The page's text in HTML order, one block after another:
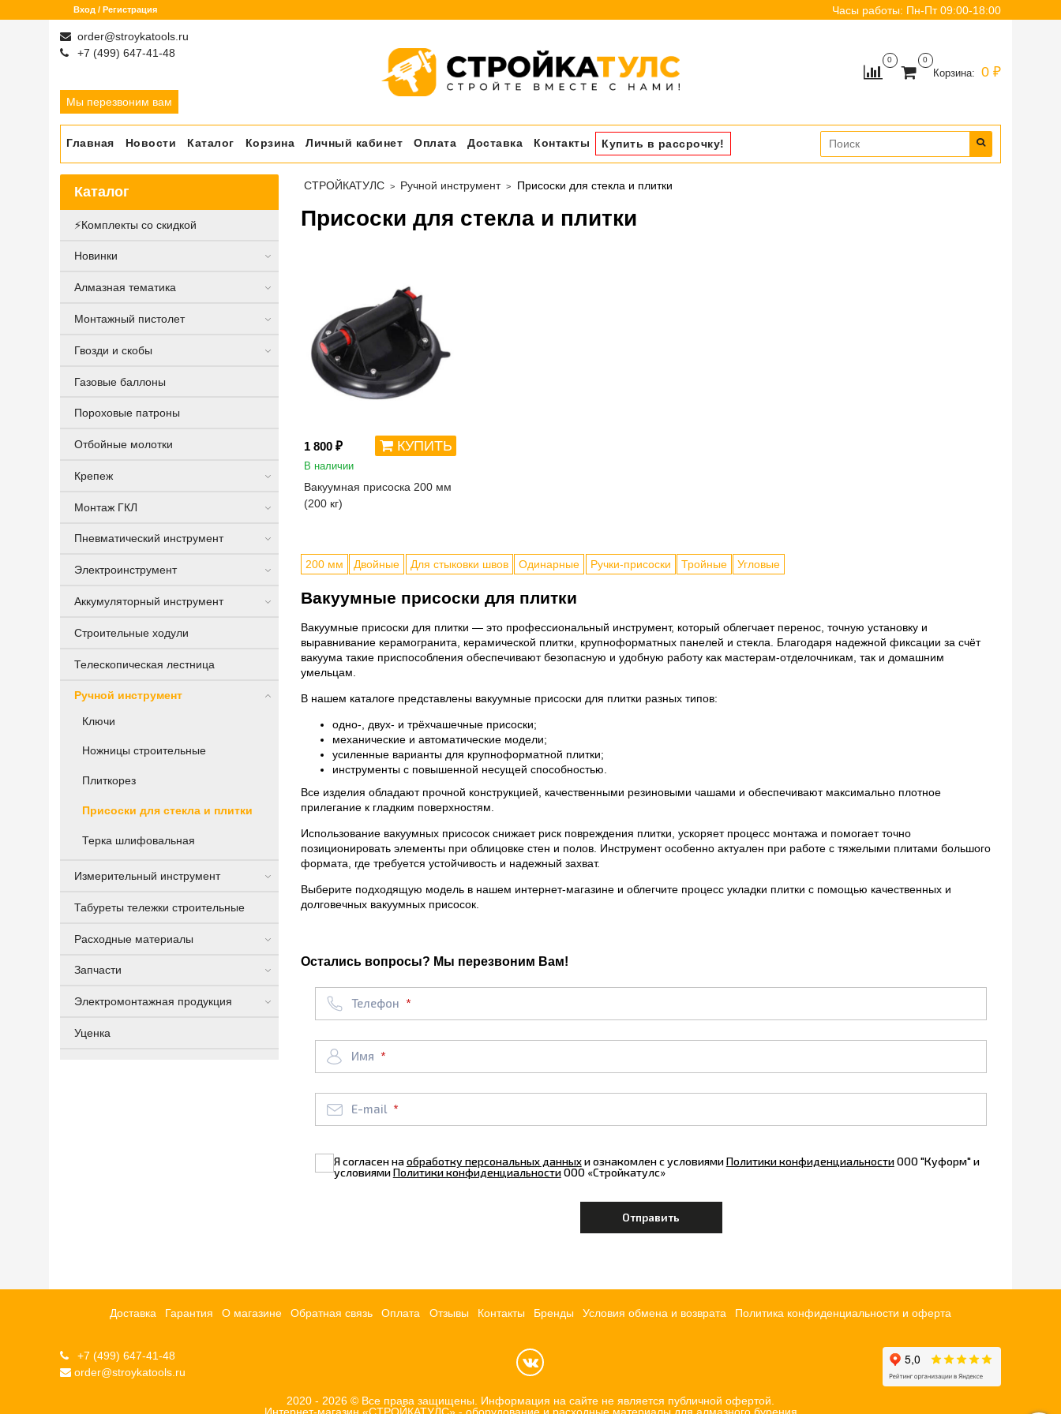
Вход / Регистрация Часы работы: Пн-Пт 09:00-18:00
order@stroykatools.ru
+7 (499) 647-41-48
Мы перезвоним вам
0 0
Корзина: 0 ₽
Главная Новости Каталог Корзина Личный кабинет Оплата Доставка Контакты Купить в рассрочку!
СТРОЙКАТУЛС Ручной инструмент Присоски для стекла и плитки
Присоски для стекла и плитки
1 800 ₽ КУПИТЬ
В наличии
Вакуумная присоска 200 мм
(200 кг)
200 мм Двойные Для стыковки швов Одинарные Ручки-присоски Тройные Угловые
Вакуумные присоски для плитки
Вакуумные присоски для плитки — это профессиональный инструмент, который облегчает перенос, точную установку и
выравнивание керамогранита, керамической плитки, крупноформатных панелей и стекла. Благодаря надежной фиксации за счёт
вакуума такие приспособления обеспечивают безопасную и удобную работу как мастерам-отделочникам, так и домашним
умельцам.
В нашем каталоге представлены вакуумные присоски для плитки разных типов:
одно-, двух- и трёхчашечные присоски;
механические и автоматические модели;
усиленные варианты для крупноформатной плитки;
инструменты с повышенной несущей способностью.
Все изделия обладают прочной конструкцией, качественными резиновыми чашами и обеспечивают максимально плотное
прилегание к гладким поверхностям.
Использование вакуумных присосок снижает риск повреждения плитки, ускоряет процесс монтажа и помогает точно
позиционировать элементы при облицовке стен и полов. Инструмент особенно актуален при работе с тяжелыми плитами большого
формата, где требуется устойчивость и надежный захват.
Выберите подходящую модель в нашем интернет-магазине и облегчите процесс укладки плитки с помощью качественных и
долговечных вакуумных присосок.
Остались вопросы? Мы перезвоним Вам!
Телефон
Имя
E-mail
Я согласен наобработку персональных данныхи ознакомлен с условиямиПолитики конфиденциальностиООО "Куформ" и
условиямиПолитики конфиденциальностиООО «Стройкатулс»
Каталог
⚡️Комплекты со скидкой
Новинки
Алмазная тематика
Монтажный пистолет
Гвозди и скобы
Газовые баллоны
Пороховые патроны
Отбойные молотки
Крепеж
Монтаж ГКЛ
Пневматический инструмент
Электроинструмент
Аккумуляторный инструмент
Строительные ходули
Телескопическая лестница
Ручной инструмент
Ключи
Ножницы строительные
Плиткорез
Присоски для стекла и плитки
Терка шлифовальная
Измерительный инструмент
Табуреты тележки строительные
Расходные материалы
Запчасти
Электромонтажная продукция
Уценка
Доставка Гарантия О магазине Обратная связь Оплата Отзывы Контакты Бренды Условия обмена и возврата Политика конфиденциальности и оферта
+7 (499) 647-41-48
order@stroykatools.ru
2020 - 2026 © Все права защищены. Информация на сайте не является публичной офертой.